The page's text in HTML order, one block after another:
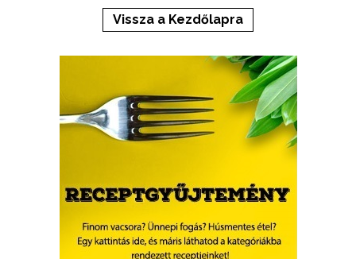
Vissza a Kezdőlapra